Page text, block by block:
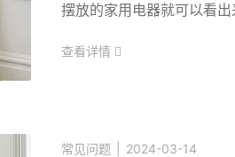
摆放的家用电器就可以看出
查看详情
常见问题 2024-03-14